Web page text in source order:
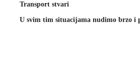
Transport stvari
U svim tim situacijama nudimo brzo i